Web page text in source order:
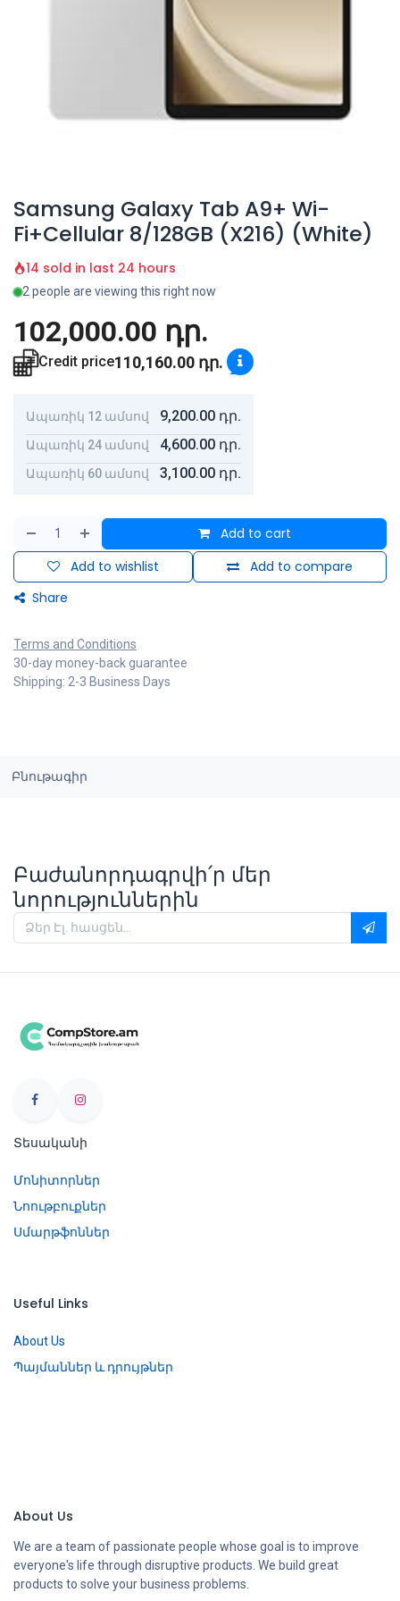
Samsung Galaxy Tab A9+ Wi-
Fi+Cellular 8/128GB (X216) (White)
14 sold in last 24 hours
2 people are viewing this right now
102,000.00 դր.
Credit price110,160.00 դր.
Ապառիկ 12 ամսով 9,200.00 դր.
Ապառիկ 24 ամսով 4,600.00 դր.
Ապառիկ 60 ամսով 3,100.00 դր.
Add to cart
Add to compare
Add to wishlist
Share
Terms and Conditions
30-day money-back guarantee
Shipping: 2-3 Business Days
Բնութագիր
Բաժանորդագրվի՛ր մեր
նորություններին
Տեսականի
Մոնիտորներ
Նոութբուքներ
Սմարթֆոններ
Useful Links
About Us
Պայմաններ և դրույթներ
About Us
We are a team of passionate people whose goal is to improve
everyone's life through disruptive products. We build great
products to solve your business problems.